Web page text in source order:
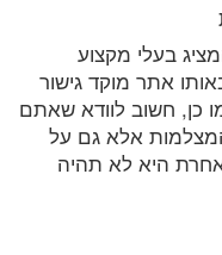
בעלי מקצוע
אתר מוקד גישור
כן, חשוב לוודא שאתם
אלא גם על
היא לא תהיה